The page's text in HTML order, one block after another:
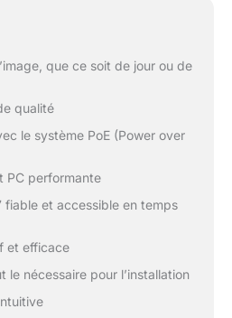
que ce soit de jour ou de
qualité
le système PoE (Power over
PC performante
et accessible en temps
et efficace
nécessaire pour l’installation